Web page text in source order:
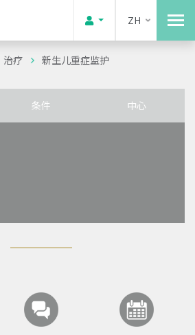
ZH
治疗 新生儿重症监护
条件 中心